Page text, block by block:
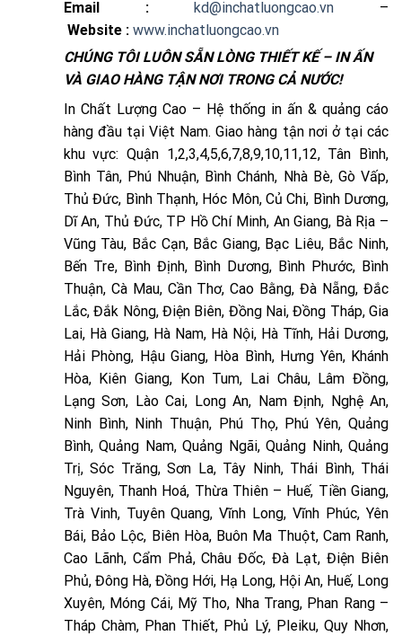
Email : kd@inchatluongcao.vn –
Website : www.inchatluongcao.vn
CHÚNG TÔI LUÔN SẴN LÒNG THIẾT KẾ – IN ẤN
VÀ GIAO HÀNG TẬN NƠI TRONG CẢ NƯỚC!
In Chất Lượng Cao – Hệ thống in ấn & quảng cáo
hàng đầu tại Việt Nam. Giao hàng tận nơi ở tại các
khu vực: Quận 1,2,3,4,5,6,7,8,9,10,11,12, Tân Bình,
Bình Tân, Phú Nhuận, Bình Chánh, Nhà Bè, Gò Vấp,
Thủ Đức, Bình Thạnh, Hóc Môn, Củ Chi, Bình Dương,
Dĩ An, Thủ Đức, TP Hồ Chí Minh, An Giang, Bà Rịa –
Vũng Tàu, Bắc Cạn, Bắc Giang, Bạc Liêu, Bắc Ninh,
Bến Tre, Bình Định, Bình Dương, Bình Phước, Bình
Thuận, Cà Mau, Cần Thơ, Cao Bằng, Đà Nẵng, Đắc
Lắc, Đắk Nông, Điện Biên, Đồng Nai, Đồng Tháp, Gia
Lai, Hà Giang, Hà Nam, Hà Nội, Hà Tĩnh, Hải Dương,
Hải Phòng, Hậu Giang, Hòa Bình, Hưng Yên, Khánh
Hòa, Kiên Giang, Kon Tum, Lai Châu, Lâm Đồng,
Lạng Sơn, Lào Cai, Long An, Nam Định, Nghệ An,
Ninh Bình, Ninh Thuận, Phú Thọ, Phú Yên, Quảng
Bình, Quảng Nam, Quảng Ngãi, Quảng Ninh, Quảng
Trị, Sóc Trăng, Sơn La, Tây Ninh, Thái Bình, Thái
Nguyên, Thanh Hoá, Thừa Thiên – Huế, Tiền Giang,
Trà Vinh, Tuyên Quang, Vĩnh Long, Vĩnh Phúc, Yên
Bái, Bảo Lộc, Biên Hòa, Buôn Ma Thuột, Cam Ranh,
Cao Lãnh, Cẩm Phả, Châu Đốc, Đà Lạt, Điện Biên
Phủ, Đông Hà, Đồng Hới, Hạ Long, Hội An, Huế, Long
Xuyên, Móng Cái, Mỹ Tho, Nha Trang, Phan Rang –
Tháp Chàm, Phan Thiết, Phủ Lý, Pleiku, Quy Nhơn,